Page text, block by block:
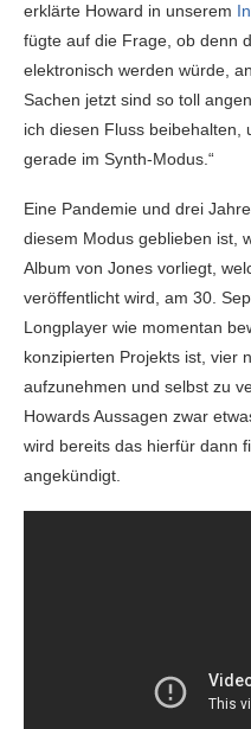
erklärte Howard in unserem
fügte auf die Frage, ob denn
elektronisch werden würde,
Sachen jetzt sind so toll
ich diesen Fluss beibehalten,
gerade im Synth-Modus.“
Eine Pandemie und drei
diesem Modus geblieben ist,
Album von Jones vorliegt,
veröffentlicht wird, am 30.
Longplayer wie momentan
konzipierten Projekts ist, vier
aufzunehmen und selbst zu
Howards Aussagen zwar
wird bereits das hierfür dann
angekündigt.